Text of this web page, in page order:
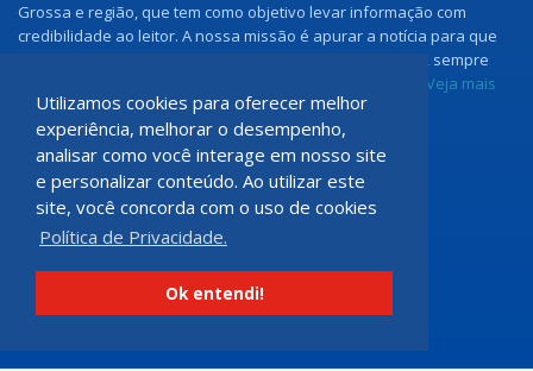
Utilizamos cookies para oferecer melhor
experiência, melhorar o desempenho,
analisar como você interage em nosso site
e personalizar conteúdo. Ao utilizar este
site, você concorda com o uso de cookies
Política de Privacidade.
Ok entendi!
Grossa e região, que tem como objetivo levar informação com
credibilidade ao leitor. A nossa missão é apurar a notícia para que
nossos leitores tenham acesso aos fatos como eles são, sempre
Veja mais
Grupo Doc.com
Rua Rio de Janeiro, 150 - Sala 102
CEP: 84070-060 - Nova Rússia
Ponta Grossa \ PR